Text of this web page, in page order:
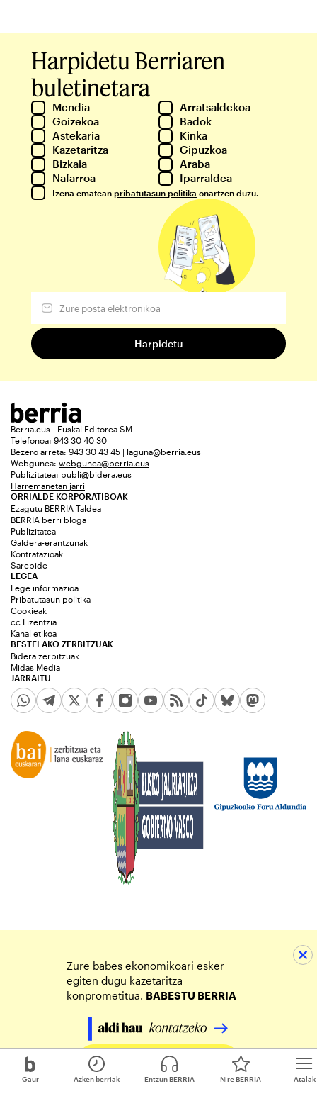
Gaur Atalak
Azken berriak Entzun BERRIA Nire BERRIA
Harpidetu Berriaren
buletinetara
Mendia
Arratsaldekoa
Goizekoa
Badok
Astekaria
Kinka
Kazetaritza
Gipuzkoa
Bizkaia
Araba
Nafarroa
Iparraldea
Izena ematean pribatutasun politika onartzen duzu.
Berria.eus - Euskal Editorea SM
Telefonoa: 943 30 40 30
Bezero arreta: 943 30 43 45 | laguna@berria.eus
Webgunea: webgunea@berria.eus
Publizitatea: publi@bidera.eus
Harremanetan jarri
ORRIALDE KORPORATIBOAK
Ezagutu BERRIA Taldea
BERRIA berri bloga
Publizitatea
Galdera-erantzunak
Kontratazioak
Sarebide
JARRAITU
LEGEA
Lege informazioa
Pribatutasun politika
Cookieak
cc Lizentzia
Kanal etikoa
BESTELAKO ZERBITZUAK
Bidera zerbitzuak
Midas Media
Zure babes ekonomikoari esker
egiten dugu kazetaritza
konprometitua. BABESTU BERRIA
Egin zure ekarpena